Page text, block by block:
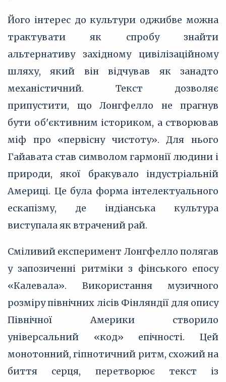
Його інтерес до культури оджибве можна
трактувати як спробу знайти
альтернативу західному цивілізаційному
шляху, який він відчував як занадто
механістичний. Текст дозволяє
припустити, що Лонгфелло не прагнув
бути об'єктивним істориком, а створював
міф про «первісну чистоту». Для нього
Гайавата став символом гармонії людини і
природи, якої бракувало індустріальній
Америці. Це була форма інтелектуального
ескапізму, де індіанська культура
виступала як втрачений рай.
Сміливий експеримент Лонгфелло полягав
у запозиченні ритміки з фінського епосу
«Калевала». Використання музичного
розміру північних лісів Фінляндії для опису
Північної Америки створило
універсальний «код» епічності. Цей
монотонний, гіпнотичний ритм, схожий на
биття серця, перетворює текст із